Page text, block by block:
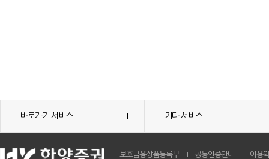
바로가기 서비스 기타 서비스
보호금융상품등록부 공동인증안내 이용